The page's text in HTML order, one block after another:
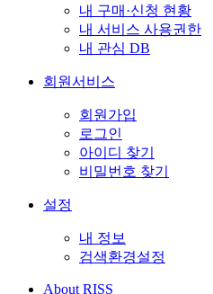
내 구매·신청 현황
내 서비스 사용권한
내 관심 DB
회원서비스
회원가입
로그인
아이디 찾기
비밀번호 찾기
설정
내 정보
검색환경설정
About RISS